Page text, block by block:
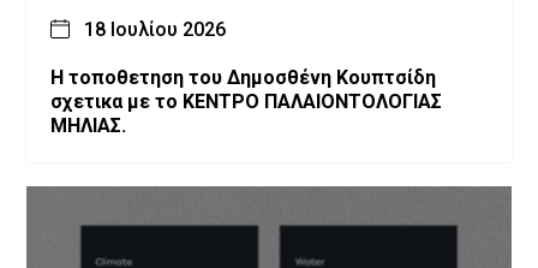
18 Ιουλίου 2026
Η τοποθετηση του Δημοσθένη Κουπτσίδη
σχετικα με το ΚΕΝΤΡΟ ΠΑΛΑΙΟΝΤΟΛΟΓΙΑΣ
ΜΗΛΙΑΣ.